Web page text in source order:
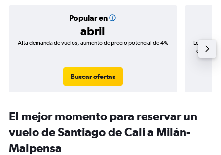
Popular en
abril
Alta demanda de vuelos, aumento de precio potencial de 4%
Buscar ofertas
Los
de
El mejor momento para reservar un
vuelo de Santiago de Cali a Milán-
Malpensa